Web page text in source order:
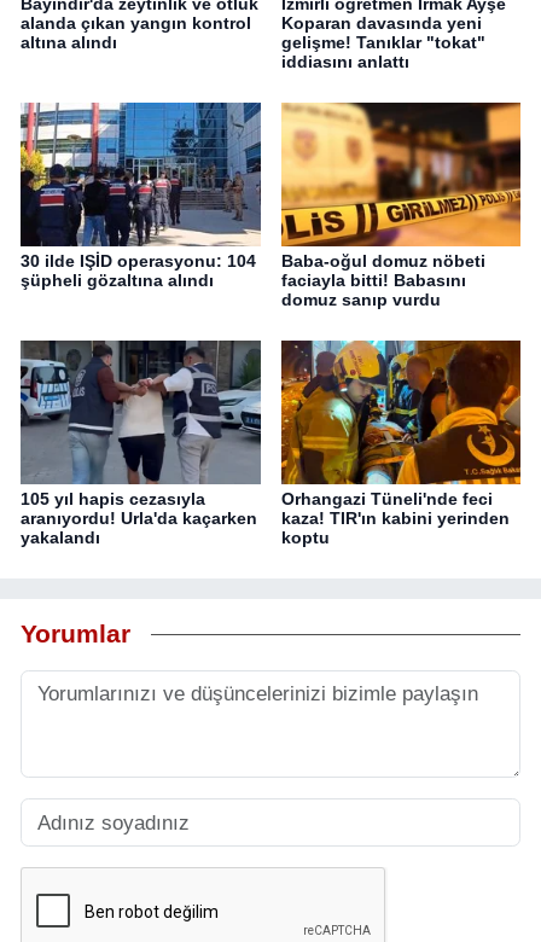
Bayındır'da zeytinlik ve otluk
alanda çıkan yangın kontrol
altına alındı
İzmirli öğretmen Irmak Ayşe
Koparan davasında yeni
gelişme! Tanıklar "tokat"
iddiasını anlattı
30 ilde IŞİD operasyonu: 104
şüpheli gözaltına alındı
Baba-oğul domuz nöbeti
faciayla bitti! Babasını
domuz sanıp vurdu
105 yıl hapis cezasıyla
aranıyordu! Urla'da kaçarken
yakalandı
Orhangazi Tüneli'nde feci
kaza! TIR'ın kabini yerinden
koptu
Yorumlar